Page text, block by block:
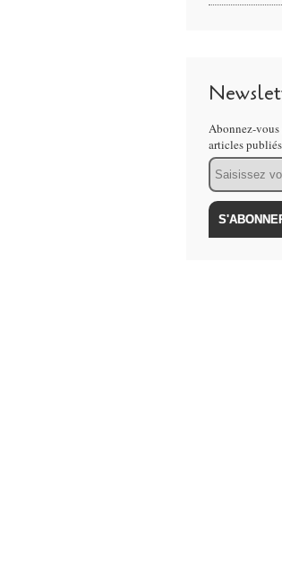
Abonnez-vous
articles
Email